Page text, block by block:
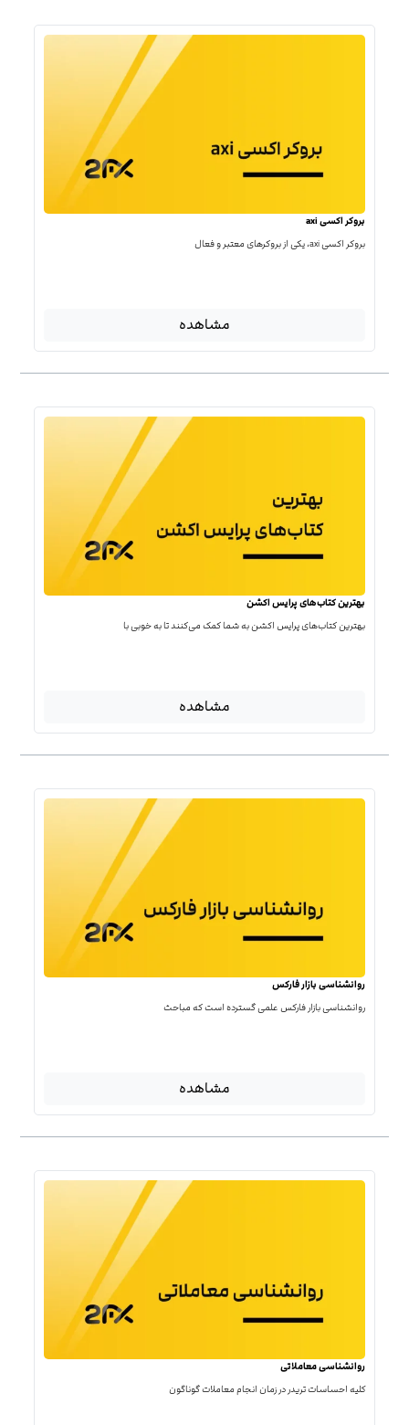
بروکر اکسی axi
بروکر اکسی axi، یکی از بروکرهای معتبر و فعال
مشاهده
بهترین کتاب‌‌های پرایس اکشن
بهترین کتاب‌‌های پرایس اکشن به شما کمک می‌کنند تا به خوبی با
مشاهده
روانشناسی بازار فارکس
روانشناسی بازار فارکس علمی گسترده است که مباحث
مشاهده
روانشناسی معاملاتی
کلیه احساسات تریدر در زمان انجام معاملات گوناگون